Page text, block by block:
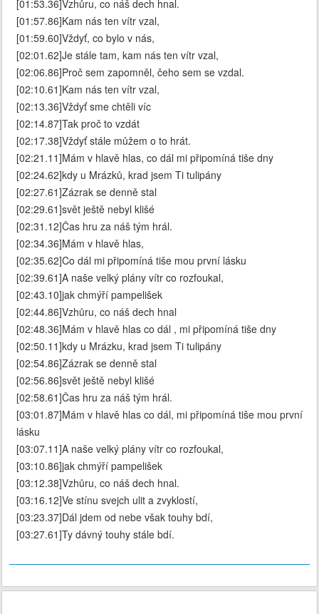
[01:53.36]Vzhůru, co náš dech hnal.
[01:57.86]Kam nás ten vítr vzal,
[01:59.60]Vždyť, co bylo v nás,
[02:01.62]Je stále tam, kam nás ten vítr vzal,
[02:06.86]Proč sem zapomněl, čeho sem se vzdal.
[02:10.61]Kam nás ten vítr vzal,
[02:13.36]Vždyť sme chtěli víc
[02:14.87]Tak proč to vzdát
[02:17.38]Vždyť stále můžem o to hrát.
[02:21.11]Mám v hlavě hlas, co dál mi připomíná tiše dny
[02:24.62]kdy u Mrázků, krad jsem Ti tulipány
[02:27.61]Zázrak se denně stal
[02:29.61]svět ještě nebyl klišé
[02:31.12]Čas hru za náš tým hrál.
[02:34.36]Mám v hlavě hlas,
[02:35.62]Co dál mi připomíná tiše mou první lásku
[02:39.61]A naše velký plány vítr co rozfoukal,
[02:43.10]jak chmýří pampelišek
[02:44.86]Vzhůru, co náš dech hnal
[02:48.36]Mám v hlavě hlas co dál , mi připomíná tiše dny
[02:50.11]kdy u Mrázku, krad jsem Ti tulipány
[02:54.86]Zázrak se denně stal
[02:56.86]svět ještě nebyl klišé
[02:58.61]Čas hru za náš tým hrál.
[03:01.87]Mám v hlavě hlas co dál, mi připomíná tiše mou první
lásku
[03:07.11]A naše velký plány vítr co rozfoukal,
[03:10.86]jak chmýří pampelišek
[03:12.38]Vzhůru, co náš dech hnal.
[03:16.12]Ve stínu svejch ulit a zvyklostí,
[03:23.37]Dál jdem od nebe však touhy bdí,
[03:27.61]Ty dávný touhy stále bdí.